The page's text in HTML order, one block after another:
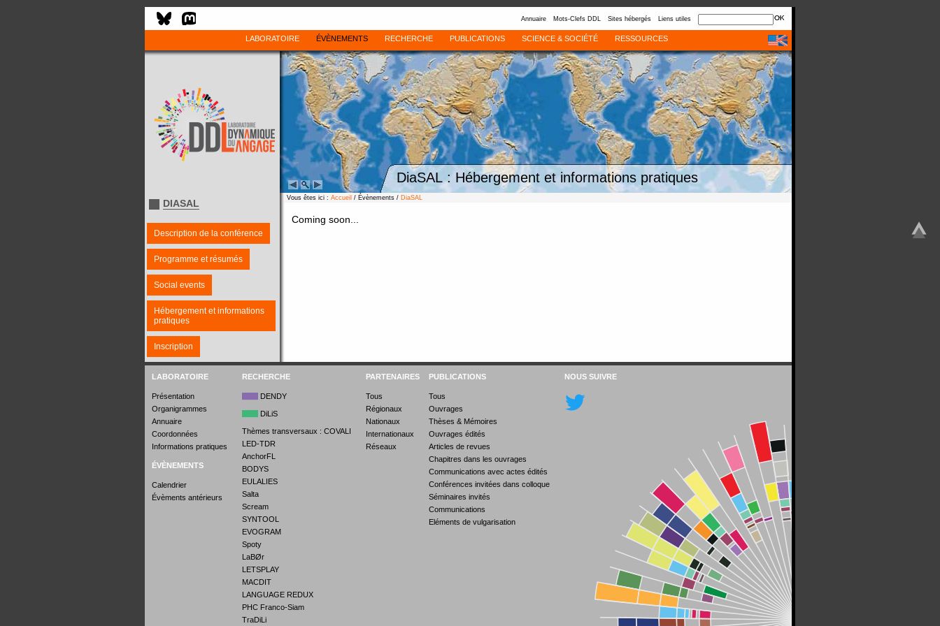
Annuaire Mots-Clefs DDL Sites hébergés Liens utiles
LABORATOIRE ÉVÈNEMENTS RECHERCHE PUBLICATIONS SCIENCE & SOCIÉTÉ RESSOURCES
DiaSAL : Hébergement et informations pratiques
DIASAL
Description de la conférence
Programme et résumés
Social events
Hébergement et informations
pratiques
Inscription
Vous êtes ici : Accueil / Évènements / DiaSAL
Coming soon...
LABORATOIRE
Présentation
Organigrammes
Annuaire
Coordonnées
Informations pratiques
ÉVÈNEMENTS
Calendrier
Évèments antérieurs
RECHERCHE
DENDY
DiLiS
Thèmes transversaux : COVALI
LED-TDR
AnchorFL
BODYS
EULALIES
Salta
Scream
SYNTOOL
EVOGRAM
Spoty
LaBØr
LETSPLAY
MACDIT
LANGUAGE REDUX
PHC Franco-Siam
TraDiLi
PARTENAIRES
Tous
Régionaux
Nationaux
Internationaux
Réseaux
PUBLICATIONS
Tous
Ouvrages
Thèses & Mémoires
Ouvrages édités
Articles de revues
Chapitres dans les ouvrages
Communications avec actes édités
Conférences invitées dans colloque
Séminaires invités
Communications
Eléments de vulgarisation
NOUS SUIVRE